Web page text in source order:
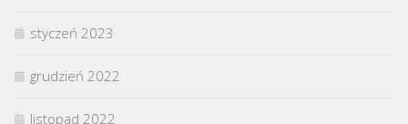
styczeń 2023
grudzień 2022
listopad 2022